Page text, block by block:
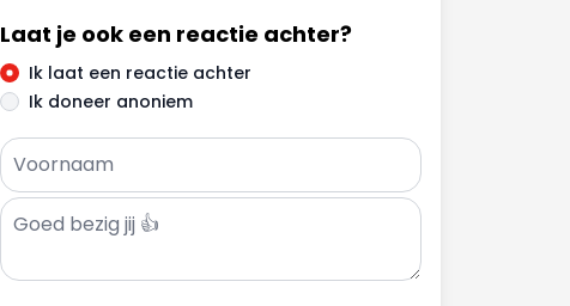
Laat je ook een reactie achter?
Ik laat een reactie achter
Ik doneer anoniem